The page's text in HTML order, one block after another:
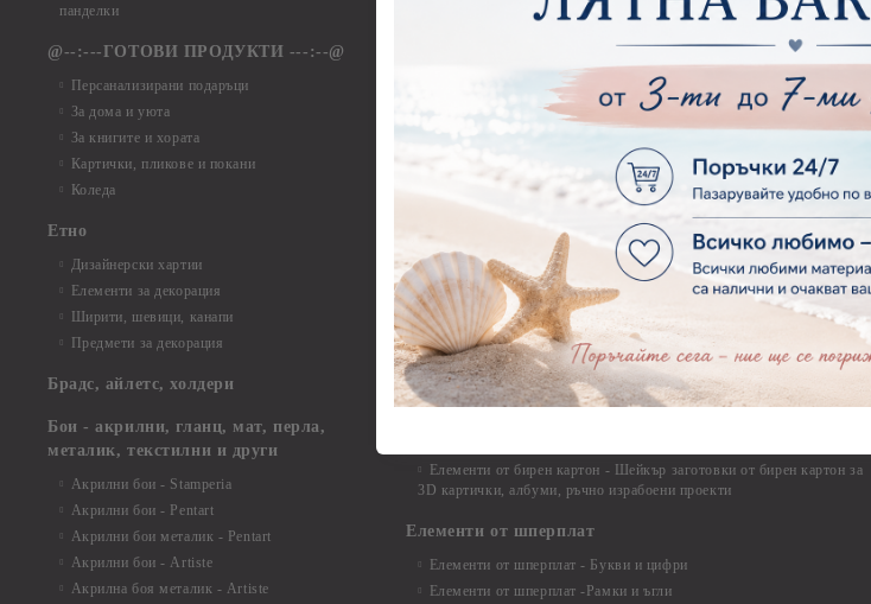
панделки
@--:---ГОТОВИ ПРОДУКТИ ---:--@
Персанализирани подаръци
За дома и уюта
За книгите и хората
Картички, пликове и покани
Коледа
Етно
Дизайнерски хартии
Елементи за декорация
Ширити, шевици, канапи
Предмети за декорация
Брадс, айлетс, холдери
Бои - акрилни, гланц, мат, перла,
металик, текстилни и други
Акрилни бои - Stamperia
Акрилни бои - Pentart
Акрилни бои металик - Pentart
Акрилни бои - Artiste
Акрилна боя металик - Artiste
Елементи от хартия - Микс елементи
Елементи от бирен картон
Елементи от бирен картон - Декоративни рамки
Елементи от бирен картон - Ъгли и орнаменти
Елементи от бирен картон - Сватба
Елементи от бирен картон - Училище, Дипломиране и Завършване
Елементи от бирен картон - Бебшки и Детски елементи
Елементи от бирен картон - Цветя и Животни
Елементи от бирен картон - Стиймпънк и Мъжки елементи
Елементи от бирен картон - Пътешестия - море, планина ,транспорт
Елементи от бирен картон - Други
Елементи от бирен картон - За миниатюри, дълбоки рамки, бебешки
съкровища и екслоадиращи кутии
Елементи от бирен картон - Шейкър заготовки от бирен картон за
3D картички, албуми, ръчно израбоени проекти
Елементи от шперплат
Елементи от шперплат - Букви и цифри
Елементи от шперплат -Рамки и ъгли